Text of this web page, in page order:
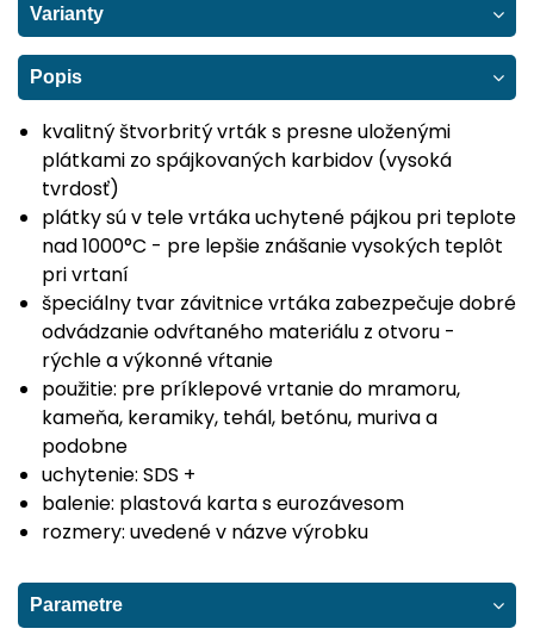
Varianty
Popis
kvalitný štvorbritý vrták s presne uloženými
plátkami zo spájkovaných karbidov (vysoká
tvrdosť)
plátky sú v tele vrtáka uchytené pájkou pri teplote
nad 1000°C - pre lepšie znášanie vysokých teplôt
pri vrtaní
špeciálny tvar závitnice vrtáka zabezpečuje dobré
odvádzanie odvŕtaného materiálu z otvoru -
rýchle a výkonné vŕtanie
použitie: pre príklepové vrtanie do mramoru,
kameňa, keramiky, tehál, betónu, muriva a
podobne
uchytenie: SDS +
balenie: plastová karta s eurozávesom
rozmery: uvedené v názve výrobku
Parametre